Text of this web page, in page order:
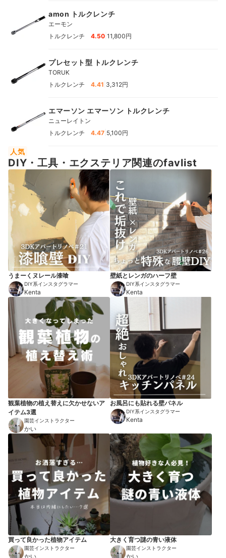
amon トルクレンチ
エーモン
トルクレンチ
4.50 11,800円
プレセット型 トルクレンチ
TORUK
トルクレンチ
4.41 3,312円
エマーソン エマーソン トルクレンチ
ニューレイトン
トルクレンチ
4.47 5,100円
人気
DIY・工具・エクステリア関連のfavlist
うまーくヌレール漆喰
DIY系インスタグラマー
Kenta
壁紙とレンガのハーフ壁
DIY系インスタグラマー
Kenta
観葉植物の植え替えに欠かせないア
イテム3選
園芸インストラクター
かい
お風呂にも貼れる壁パネル
DIY系インスタグラマー
Kenta
買って良かった植物アイテム
園芸インストラクター
かい
大きく育つ謎の青い液体
園芸インストラクター
かい